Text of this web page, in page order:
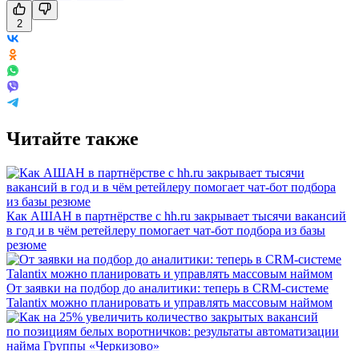
2
Читайте также
Как АШАН в партнёрстве с hh.ru закрывает тысячи вакансий
в год и в чём ретейлеру помогает чат-бот подбора из базы
резюме
От заявки на подбор до аналитики: теперь в CRM-системе
Talantix можно планировать и управлять массовым наймом